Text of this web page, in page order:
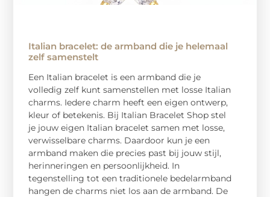
Italian bracelet: de armband die je helemaal
zelf samenstelt
Een Italian bracelet is een armband die je
volledig zelf kunt samenstellen met losse Italian
charms. Iedere charm heeft een eigen ontwerp,
kleur of betekenis. Bij Italian Bracelet Shop stel
je jouw eigen Italian bracelet samen met losse,
verwisselbare charms. Daardoor kun je een
armband maken die precies past bij jouw stijl,
herinneringen en persoonlijkheid. In
tegenstelling tot een traditionele bedelarmband
hangen de charms niet los aan de armband. De